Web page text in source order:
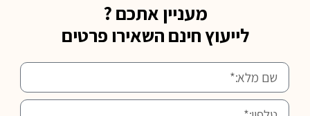
מעניין אתכם ?
לייעוץ חינם השאירו פרטים